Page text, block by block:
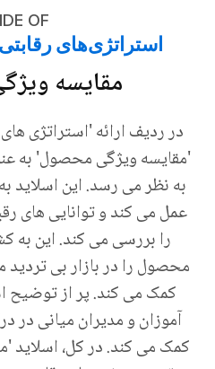
OF
استراتژی‌های رقابتی Presentation
مقایسه
در ردیف ارائه 'استراتژی
'مقایسه ویژگی محصول' به
به نظر می رسد. این اسلاید
عمل می کند و توانایی های
را بررسی می کند. این
محصول را در بازار بی
کمک می کند. پر از توضیح
آموزان و مدیران میانی در
کمک می کند. در کل، اسلاید